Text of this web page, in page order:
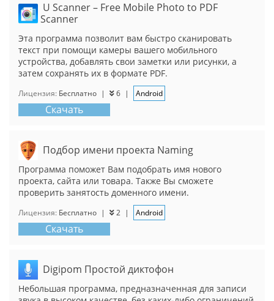
U Scanner – Free Mobile Photo to PDF
Scanner
Эта программа позволит вам быстро сканировать
текст при помощи камеры вашего мобильного
устройства, добавлять свои заметки или рисунки, а
затем сохранять их в формате PDF.
Лицензия: Бесплатно | 6 | Android
Скачать
Подбор имени проекта Naming
Программа поможет Вам подобрать имя нового
проекта, сайта или товара. Также Вы сможете
проверить занятость доменного имени.
Лицензия: Бесплатно | 2 | Android
Скачать
Digipom Простой диктофон
Небольшая программа, предназначенная для записи